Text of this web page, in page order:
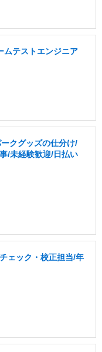
ムテストエンジニア
クグッズの仕分け/
/未経験歓迎/日払い
ェック・校正担当/年